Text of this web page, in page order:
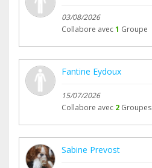
03/08/2026
Collabore avec1 Groupe
Fantine Eydoux
15/07/2026
Collabore avec 2 Groupes
Sabine Prevost